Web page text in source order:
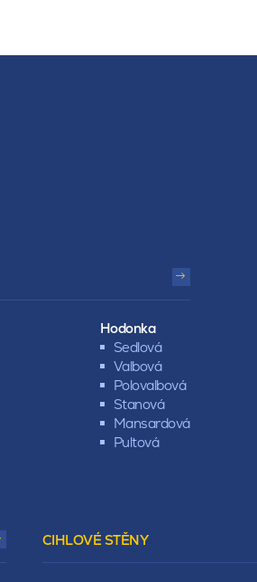
Hodonka
Sedlová
Valbová
Polovalbová
Stanová
Mansardová
Pultová
CIHLOVÉ STĚNY